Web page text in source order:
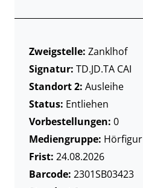
Zweigstelle: Zanklhof
Signatur: TD.JD.TA CAI
Standort 2: Ausleihe
Status: Entliehen
Vorbestellungen: 0
Mediengruppe: Hörfigur
Frist: 24.08.2026
Barcode: 2301SB03423